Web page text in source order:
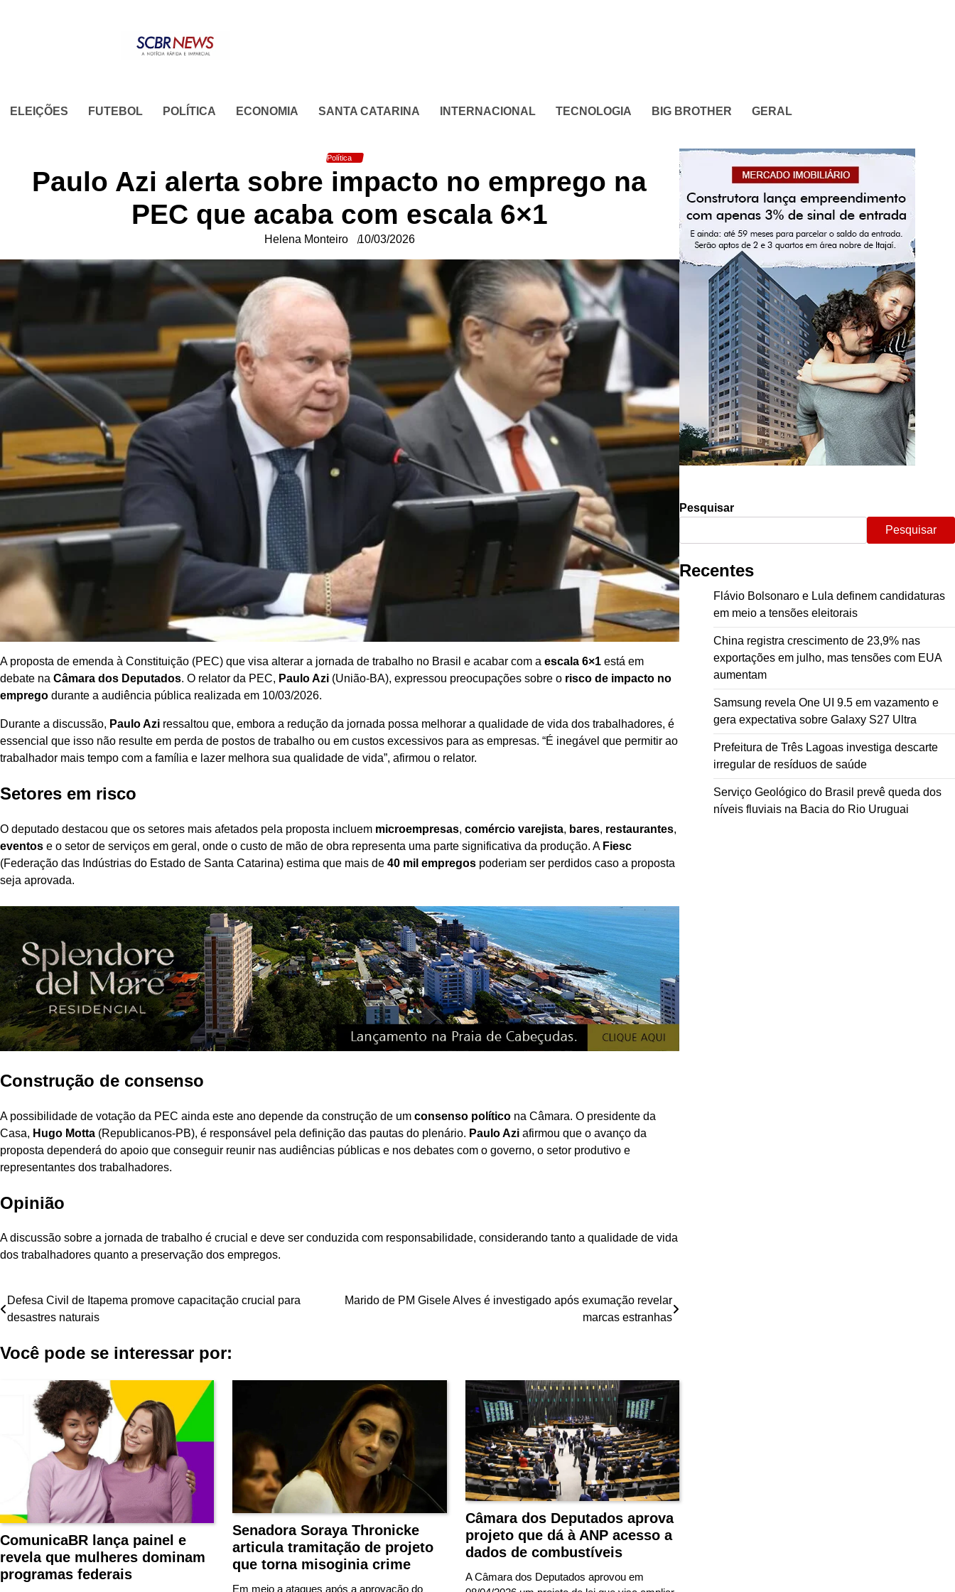
ELEIÇÕES FUTEBOL POLÍTICA ECONOMIA SANTA CATARINA INTERNACIONAL TECNOLOGIA BIG BROTHER GERAL
Política
Paulo Azi alerta sobre impacto no emprego na
PEC que acaba com escala 6×1
Helena Monteiro 10/03/2026
A proposta de emenda à Constituição (PEC) que visa alterar a jornada de trabalho no Brasil e acabar com a escala 6×1 está em
debate na Câmara dos Deputados. O relator da PEC, Paulo Azi (União-BA), expressou preocupações sobre o risco de impacto no
emprego durante a audiência pública realizada em 10/03/2026.
Durante a discussão, Paulo Azi ressaltou que, embora a redução da jornada possa melhorar a qualidade de vida dos trabalhadores, é
essencial que isso não resulte em perda de postos de trabalho ou em custos excessivos para as empresas. “É inegável que permitir ao
trabalhador mais tempo com a família e lazer melhora sua qualidade de vida”, afirmou o relator.
Setores em risco
O deputado destacou que os setores mais afetados pela proposta incluem microempresas, comércio varejista, bares, restaurantes,
eventos e o setor de serviços em geral, onde o custo de mão de obra representa uma parte significativa da produção. A Fiesc
(Federação das Indústrias do Estado de Santa Catarina) estima que mais de 40 mil empregos poderiam ser perdidos caso a proposta
seja aprovada.
Construção de consenso
A possibilidade de votação da PEC ainda este ano depende da construção de um consenso político na Câmara. O presidente da
Casa, Hugo Motta (Republicanos-PB), é responsável pela definição das pautas do plenário. Paulo Azi afirmou que o avanço da
proposta dependerá do apoio que conseguir reunir nas audiências públicas e nos debates com o governo, o setor produtivo e
representantes dos trabalhadores.
Opinião
A discussão sobre a jornada de trabalho é crucial e deve ser conduzida com responsabilidade, considerando tanto a qualidade de vida
dos trabalhadores quanto a preservação dos empregos.
Navegação
Post
Defesa Civil de Itapema promove capacitação crucial para
desastres naturais
Marido de PM Gisele Alves é investigado após exumação revelar
marcas estranhas
Você pode se interessar por:
ComunicaBR lança painel e
revela que mulheres dominam
programas federais
Senadora Soraya Thronicke
articula tramitação de projeto
que torna misoginia crime
Em meio a ataques após a aprovação do
Câmara dos Deputados aprova
projeto que dá à ANP acesso a
dados de combustíveis
A Câmara dos Deputados aprovou em
Pesquisar
Pesquisar
Recentes
Flávio Bolsonaro e Lula definem candidaturas
em meio a tensões eleitorais
China registra crescimento de 23,9% nas
exportações em julho, mas tensões com EUA
aumentam
Samsung revela One UI 9.5 em vazamento e
gera expectativa sobre Galaxy S27 Ultra
Prefeitura de Três Lagoas investiga descarte
irregular de resíduos de saúde
Serviço Geológico do Brasil prevê queda dos
níveis fluviais na Bacia do Rio Uruguai